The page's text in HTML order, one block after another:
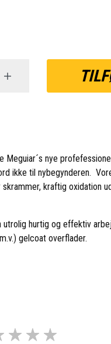
nye
ikke til nybegynderen.
kraftig oxidation
hurtig og effektiv
gelcoat overflader.